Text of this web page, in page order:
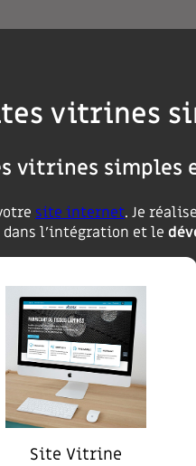
vitrines
vitrines simples
site internet. Je
l’intégration et le
Site Vitrine